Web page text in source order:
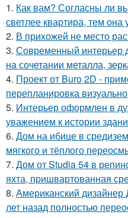
1. Как вам? Согласны ли
светлее квартира, тем она
2. В прихожей не место
3. Современный интерьер
на сочетании металла,
4. Проект от Buro 2D -
перепланировка
5. Интерьер оформлен в
уважением к истории
6. Дом на ибице в
мягкого и тёплого
7. Дом от Studia 54 в
яхта, пришвартованная
8. Американский
лет назад полностью